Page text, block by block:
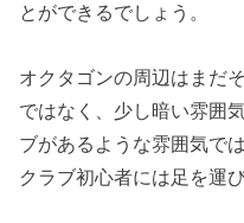
とができるでしょう。
オクタゴンの周辺はまだ
ではなく、少し暗い雰囲
ブがあるような雰囲気で
クラブ初心者には足を運